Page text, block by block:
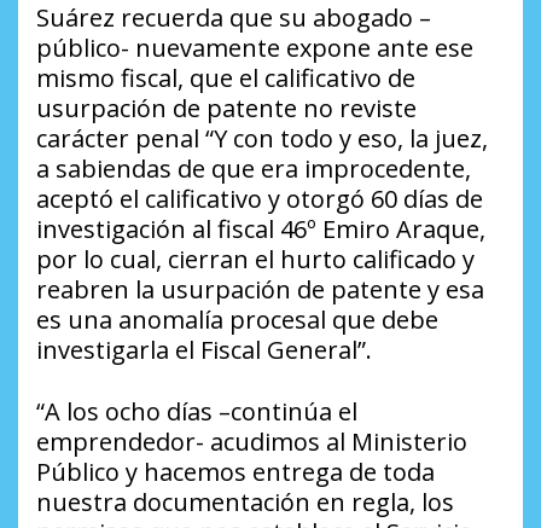
Suárez recuerda que su abogado –
público- nuevamente expone ante ese
mismo fiscal, que el calificativo de
usurpación de patente no reviste
carácter penal “Y con todo y eso, la juez,
a sabiendas de que era improcedente,
aceptó el calificativo y otorgó 60 días de
investigación al fiscal 46º Emiro Araque,
por lo cual, cierran el hurto calificado y
reabren la usurpación de patente y esa
es una anomalía procesal que debe
investigarla el Fiscal General”.
“A los ocho días –continúa el
emprendedor- acudimos al Ministerio
Público y hacemos entrega de toda
nuestra documentación en regla, los